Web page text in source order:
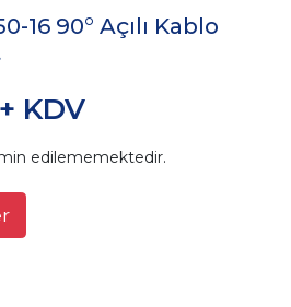
16 90° Açılı Kablo
KDV
edilememektedir.